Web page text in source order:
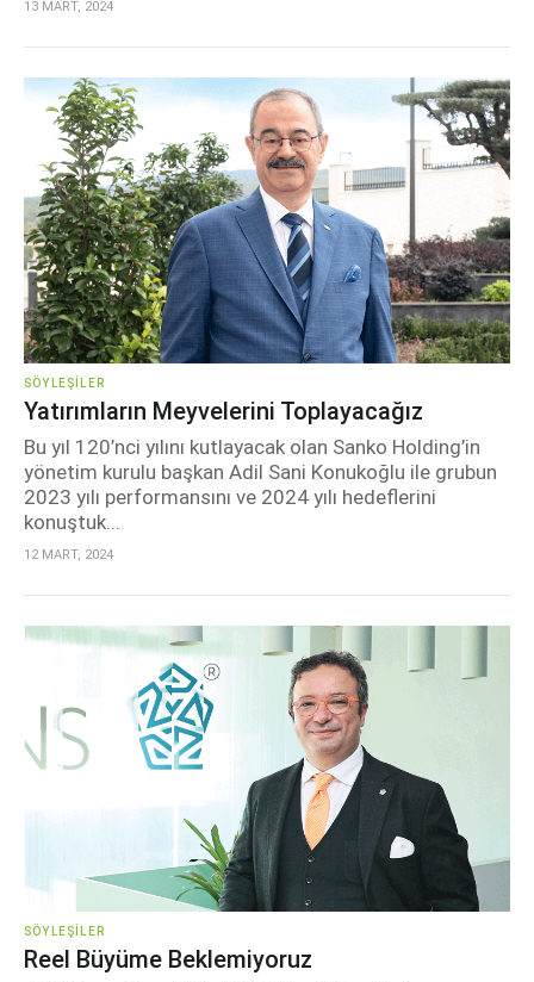
13 MART, 2024
SÖYLEŞILER
Yatırımların Meyvelerini Toplayacağız
Bu yıl 120’nci yılını kutlayacak olan Sanko Holding’in
yönetim kurulu başkan Adil Sani Konukoğlu ile grubun
2023 yılı performansını ve 2024 yılı hedeflerini
konuştuk...
12 MART, 2024
SÖYLEŞILER
Reel Büyüme Beklemiyoruz